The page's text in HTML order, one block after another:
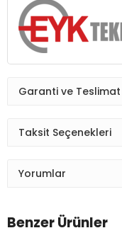
Garanti ve Teslimat
Taksit Seçenekleri
Yorumlar
Benzer Ürünler